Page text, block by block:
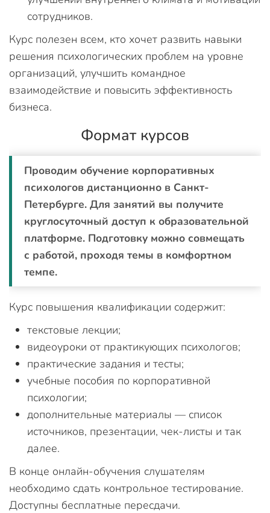
сотрудников.
Курс полезен всем, кто хочет развить навыки
решения психологических проблем на уровне
организаций, улучшить командное
взаимодействие и повысить эффективность
бизнеса.
Формат курсов
Проводим обучение корпоративных
психологов дистанционно в Санкт-
Петербурге. Для занятий вы получите
круглосуточный доступ к образовательной
платформе. Подготовку можно совмещать
с работой, проходя темы в комфортном
темпе.
Курс повышения квалификации содержит:
текстовые лекции;
видеоуроки от практикующих психологов;
практические задания и тесты;
учебные пособия по корпоративной
психологии;
дополнительные материалы — список
источников, презентации, чек-листы и так
далее.
В конце онлайн-обучения слушателям
необходимо сдать контрольное тестирование.
Доступны бесплатные пересдачи.